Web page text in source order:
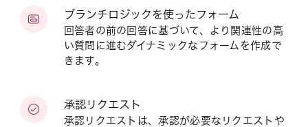
ブランチロジックを使ったフォーム
回答者の前の回答に基づいて、より関連性の高
い質問に進むダイナミックなフォームを作成で
きます。
承認リクエスト
承認リクエストは、承認が必要なリクエストや